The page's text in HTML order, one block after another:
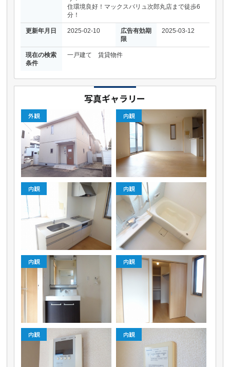
住環境良好！マックスバリュ次郎丸店まで徒歩6
分！
更新年月日 2025-02-10
広告有効期
限
2025-03-12
現在の検索
条件
一戸建て 賃貸物件
写真ギャラリー
外観 内観
内観 内観
内観 内観
内観 内観